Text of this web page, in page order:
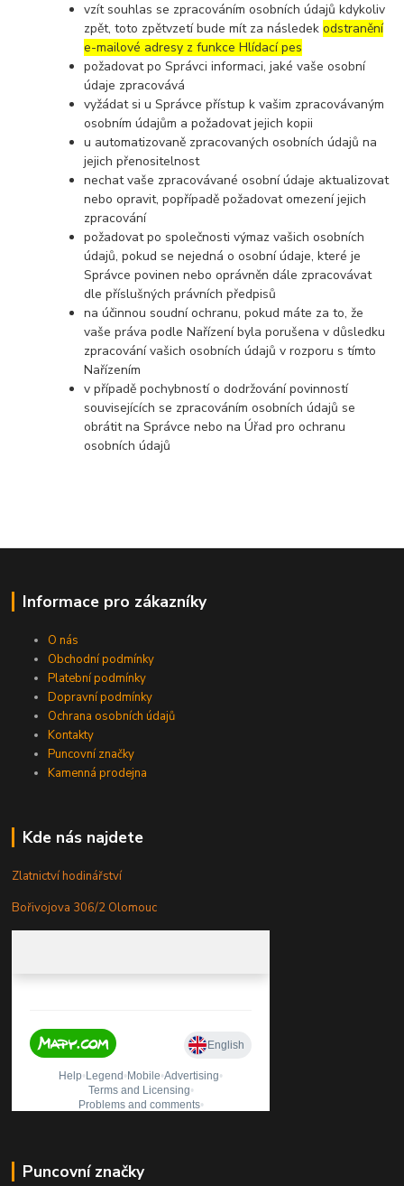
vzít souhlas se zpracováním osobních údajů kdykoliv
zpět, toto zpětvzetí bude mít za následekodstranění
e-mailové adresy z funkce Hlídací pes
požadovat po Správci informaci, jaké vaše osobní
údaje zpracovává
vyžádat si u Správce přístup k vašim zpracovávaným
osobním údajům a požadovat jejich kopii
u automatizovaně zpracovaných osobních údajů na
jejich přenositelnost
nechat vaše zpracovávané osobní údaje aktualizovat
nebo opravit, popřípadě požadovat omezení jejich
zpracování
požadovat po společnosti výmaz vašich osobních
údajů, pokud se nejedná o osobní údaje, které je
Správce povinen nebo oprávněn dále zpracovávat
dle příslušných právních předpisů
na účinnou soudní ochranu, pokud máte za to, že
vaše práva podle Nařízení byla porušena v důsledku
zpracování vašich osobních údajů v rozporu s tímto
Nařízením
v případě pochybností o dodržování povinností
souvisejících se zpracováním osobních údajů se
obrátit na Správce nebo na Úřad pro ochranu
osobních údajů
Informace pro zákazníky
O nás
Obchodní podmínky
Platební podmínky
Dopravní podmínky
Ochrana osobních údajů
Kontakty
Puncovní značky
Kamenná prodejna
Kde nás najdete
Zlatnictví hodinářství
Bořivojova 306/2 Olomouc
Puncovní značky